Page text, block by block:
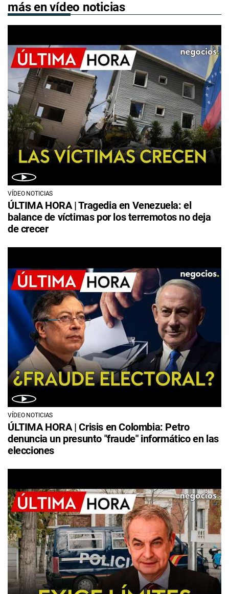
más en vídeo noticias
VÍDEO NOTICIAS
ÚLTIMA HORA | Tragedia en Venezuela: el
balance de víctimas por los terremotos no deja
de crecer
VÍDEO NOTICIAS
ÚLTIMA HORA | Crisis en Colombia: Petro
denuncia un presunto "fraude" informático en las
elecciones